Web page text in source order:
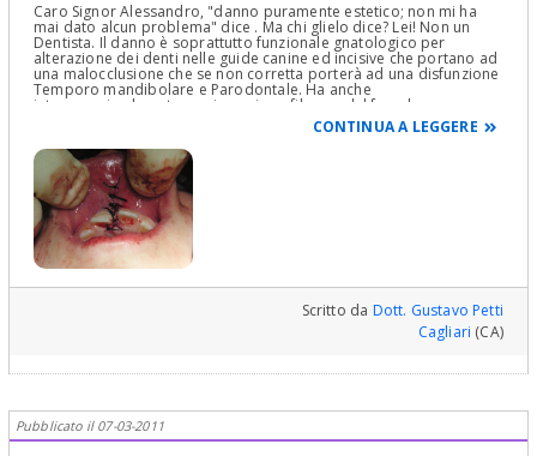
Caro Signor Alessandro, "danno puramente estetico; non mi ha
mai dato alcun problema" dice . Ma chi glielo dice? Lei! Non un
Dentista. Il danno è soprattutto funzionale gnatologico per
alterazione dei denti nelle guide canine ed incisive che portano ad
una malocclusione che se non corretta porterà ad una disfunzione
Temporo mandibolare e Parodontale. Ha anche
interprossimalmente una inserzione fibrosa del frenulo e
probabilmente dovrà essere sottoposto ad una frenulectomia.
Quindi si faccia visutare da uno Gnatologo, Ortodontista e
Parodontologo. Altroché solo danno estetico. Vede cosa succede
a non farsi vedere da uno specialista?Cordialmente Gustavo Petti,
Parodontologia, Implantologia, Gnatologia e Riabilitazione Orale
Completa in Casi Clinici Complessi ed Ortodonzia e Pedodonzia la
figlia Claudia Petti, in Cagliari.
CONTINUA A LEGGERE
Scritto da Dott. Gustavo Petti
Cagliari (CA)
Pubblicato il 07-03-2011